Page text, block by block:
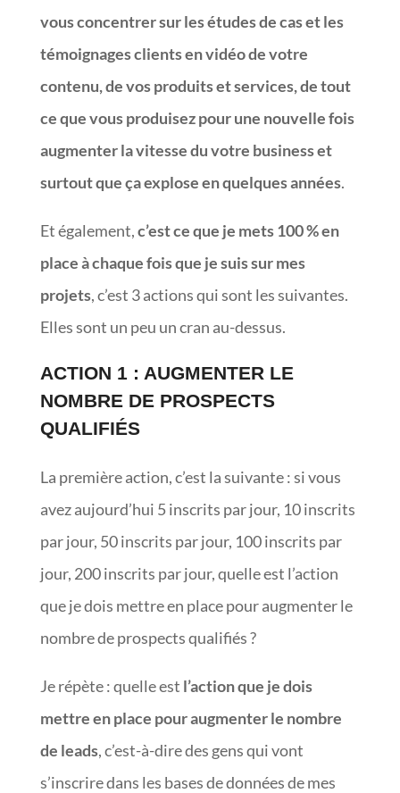
vous concentrer sur les études de cas et les
témoignages clients en vidéo de votre
contenu, de vos produits et services, de tout
ce que vous produisez pour une nouvelle fois
augmenter la vitesse du votre business et
surtout que ça explose en quelques années.
Et également,c’est ce que je mets 100 % en
place à chaque fois que je suis sur mes
projets, c’est 3 actions qui sont les suivantes.
Elles sont un peu un cran au-dessus.
ACTION 1 : AUGMENTER LE
NOMBRE DE PROSPECTS
QUALIFIÉS
La première action, c’est la suivante : si vous
avez aujourd’hui 5 inscrits par jour, 10 inscrits
par jour, 50 inscrits par jour, 100 inscrits par
jour, 200 inscrits par jour, quelle est l’action
que je dois mettre en place pour augmenter le
nombre de prospects qualifiés ?
Je répète : quelle est l’action que je dois
mettre en place pour augmenter le nombre
de leads, c’est-à-dire des gens qui vont
s’inscrire dans les bases de données de mes